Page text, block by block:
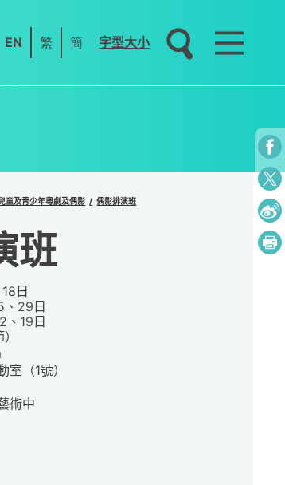
EN 繁 簡 字型大小
童及青少年粵劇及偶影 偶影排演班
班
日
、29日
、19日
（1號）
術中
）